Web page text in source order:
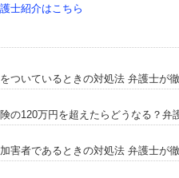
当サイトでは、交通事故
務所にて携わった事案の
初回相談は無料でお受け
談ください。
弁護士紹介はこちら